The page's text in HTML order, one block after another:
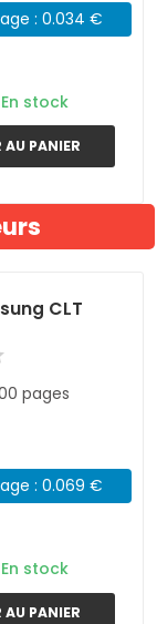
: 0.034 €
En stock
PANIER
CLT
pages
: 0.069 €
En stock
PANIER